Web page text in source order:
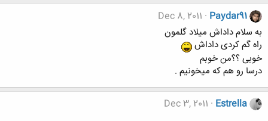
Paydar91
Dec 8, 2011
به سلام داداش میلاد گلمون
راه گم کردی داداش
خوبی ؟؟من خوبم
درسا رو هم که میخونیم .
Estrella
Dec 3, 2011